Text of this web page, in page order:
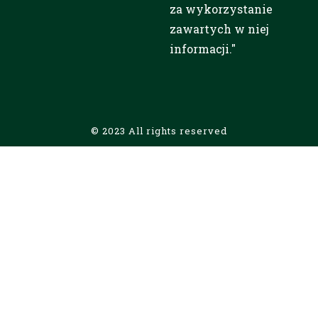
za wykorzystanie
zawartych w niej
informacji."
© 2023 All rights reserved